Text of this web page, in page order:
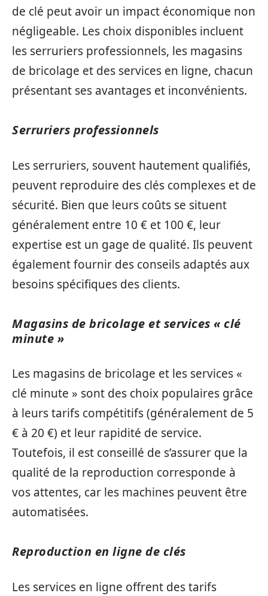
de clé peut avoir un impact économique non
négligeable. Les choix disponibles incluent
les serruriers professionnels, les magasins
de bricolage et des services en ligne, chacun
présentant ses avantages et inconvénients.
Serruriers professionnels
Les serruriers, souvent hautement qualifiés,
peuvent reproduire des clés complexes et de
sécurité. Bien que leurs coûts se situent
généralement entre 10 € et 100 €, leur
expertise est un gage de qualité. Ils peuvent
également fournir des conseils adaptés aux
besoins spécifiques des clients.
Magasins de bricolage et services « clé
minute »
Les magasins de bricolage et les services «
clé minute » sont des choix populaires grâce
à leurs tarifs compétitifs (généralement de 5
€ à 20 €) et leur rapidité de service.
Toutefois, il est conseillé de s’assurer que la
qualité de la reproduction corresponde à
vos attentes, car les machines peuvent être
automatisées.
Reproduction en ligne de clés
Les services en ligne offrent des tarifs